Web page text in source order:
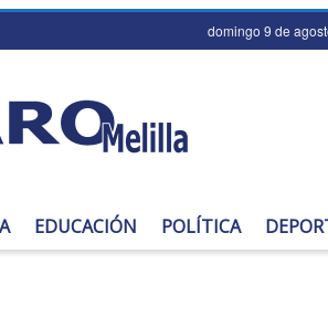
domingo 9 de
EDUCACIÓN POLÍTICA